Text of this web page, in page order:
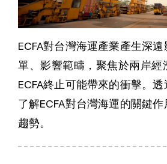
ECFA對台灣海運產業產生深
單、影響範疇，聚焦於兩岸經
ECFA終止可能帶來的衝擊。
了解ECFA對台灣海運的關鍵
趨勢。